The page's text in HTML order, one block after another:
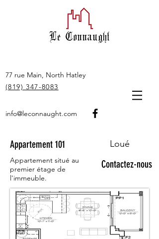
77 rue Main, North Hatley
(819) 347-8083
info@leconnaught.com
Appartement 101 Loué
Appartement situé au
premier étage de
l'immeuble.
Contactez-nous